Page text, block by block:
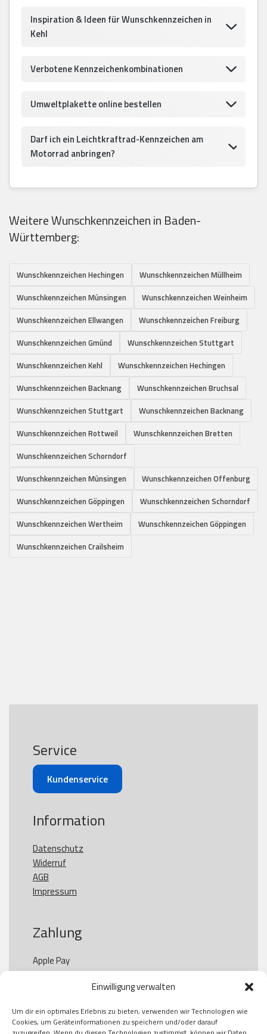
Einwilligung verwalten
Um dir ein optimales Erlebnis zu bieten, verwenden wir Technologien wie
Cookies, um Geräteinformationen zu speichern und/oder darauf
Inspiration & Ideen für Wunschkennzeichen in
Kehl
Verbotene Kennzeichenkombinationen
Umweltplakette online bestellen
Darf ich ein Leichtkraftrad-Kennzeichen am
Motorrad anbringen?
Weitere Wunschkennzeichen in Baden-
Württemberg:
Wunschkennzeichen Hechingen
Wunschkennzeichen Müllheim
Wunschkennzeichen Münsingen
Wunschkennzeichen Weinheim
Wunschkennzeichen Ellwangen
Wunschkennzeichen Freiburg
Wunschkennzeichen Gmünd
Wunschkennzeichen Stuttgart
Wunschkennzeichen Kehl
Wunschkennzeichen Hechingen
Wunschkennzeichen Backnang
Wunschkennzeichen Bruchsal
Wunschkennzeichen Stuttgart
Wunschkennzeichen Backnang
Wunschkennzeichen Rottweil
Wunschkennzeichen Bretten
Wunschkennzeichen Schorndorf
Wunschkennzeichen Münsingen
Wunschkennzeichen Offenburg
Wunschkennzeichen Göppingen
Wunschkennzeichen Schorndorf
Wunschkennzeichen Wertheim
Wunschkennzeichen Göppingen
Wunschkennzeichen Crailsheim
Service
Kundenservice
Information
Datenschutz
Widerruf
AGB
Impressum
Zahlung
Apple Pay
Paypal
Kauf auf Rechung